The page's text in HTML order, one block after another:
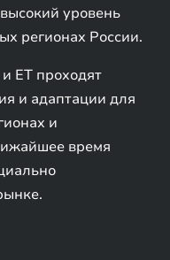
уровень
регионах России.
ET проходят
и адаптации для
и
время